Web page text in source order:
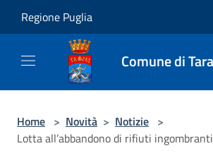
Regione Puglia
Comune di
Home > Novità > Notizie >
Lotta all’abbandono di rifiuti